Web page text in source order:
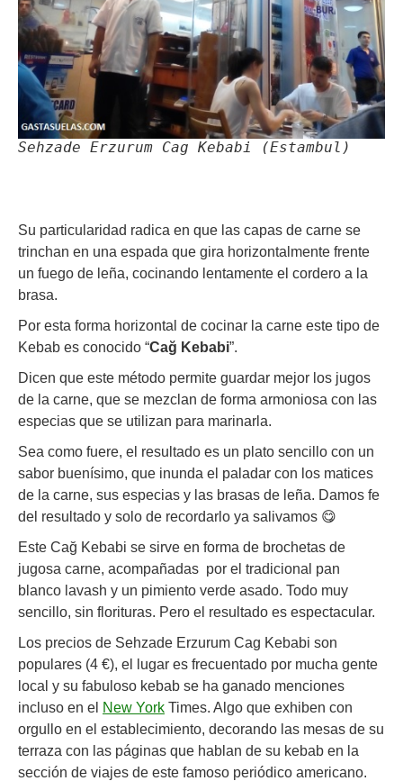
Sehzade Erzurum Cag Kebabi (Estambul)
Su particularidad radica en que las capas de carne se
trinchan en una espada que gira horizontalmente frente
un fuego de leña, cocinando lentamente el cordero a la
brasa.
Por esta forma horizontal de cocinar la carne este tipo de
Kebab es conocido “Cağ Kebabi”.
Dicen que este método permite guardar mejor los jugos
de la carne, que se mezclan de forma armoniosa con las
especias que se utilizan para marinarla.
Sea como fuere, el resultado es un plato sencillo con un
sabor buenísimo, que inunda el paladar con los matices
de la carne, sus especias y las brasas de leña. Damos fe
del resultado y solo de recordarlo ya salivamos 😋
Este Cağ Kebabi se sirve en forma de brochetas de
jugosa carne, acompañadas por el tradicional pan
blanco lavash y un pimiento verde asado. Todo muy
sencillo, sin florituras. Pero el resultado es espectacular.
Los precios de Sehzade Erzurum Cag Kebabi son
populares (4 €), el lugar es frecuentado por mucha gente
local y su fabuloso kebab se ha ganado menciones
incluso en el New York Times. Algo que exhiben con
orgullo en el establecimiento, decorando las mesas de su
terraza con las páginas que hablan de su kebab en la
sección de viajes de este famoso periódico americano.